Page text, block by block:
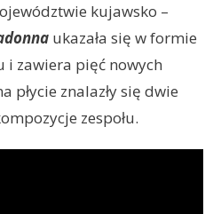
kujawsko –
ukazała się w formie
i zawiera pięć nowych
płycie znalazły się dwie
zespołu.